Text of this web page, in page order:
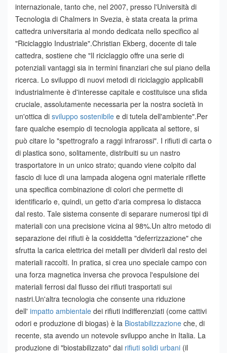
internazionale, tanto che, nel 2007, presso l'Università di
Tecnologia di Chalmers in Svezia, è stata creata la prima
cattedra universitaria al mondo dedicata nello specifico al
"Riciclaggio Industriale".Christian Ekberg, docente di tale
cattedra, sostiene che "Il riciclaggio offre una serie di
potenziali vantaggi sia in termini finanziari che sul piano della
ricerca. Lo sviluppo di nuovi metodi di riciclaggio applicabili
industrialmente è d'interesse capitale e costituisce una sfida
cruciale, assolutamente necessaria per la nostra società in
un'ottica di sviluppo sostenibile e di tutela dell'ambiente".Per
fare qualche esempio di tecnologia applicata al settore, si
può citare lo "spettrografo a raggi infrarossi". I rifiuti di carta o
di plastica sono, solitamente, distribuiti su un nastro
trasportatore in un unico strato; quando viene colpito dal
fascio di luce di una lampada alogena ogni materiale riflette
una specifica combinazione di colori che permette di
identificarlo e, quindi, un getto d'aria compresa lo distacca
dal resto. Tale sistema consente di separare numerosi tipi di
materiali con una precisione vicina al 98%.Un altro metodo di
separazione dei rifiuti è la cosiddetta "deferrizzazione" che
sfrutta la carica elettrica dei metalli per dividerli dal resto dei
materiali raccolti. In pratica, si crea uno speciale campo con
una forza magnetica inversa che provoca l'espulsione dei
materiali ferrosi dal flusso dei rifiuti trasportati sui
nastri.Un'altra tecnologia che consente una riduzione
dell' impatto ambientale dei rifiuti indifferenziati (come cattivi
odori e produzione di biogas) è la Biostabilizzazione che, di
recente, sta avendo un notevole sviluppo anche in Italia. La
produzione di "biostabilizzato" dai rifiuti solidi urbani (il